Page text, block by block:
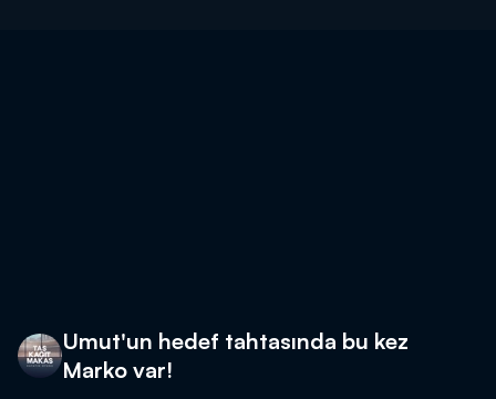
Umut'un hedef tahtasında bu kez
Marko var!